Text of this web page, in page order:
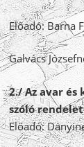
Előadó: Barna
Galvács
2./ Az avar
szóló
Előadó: